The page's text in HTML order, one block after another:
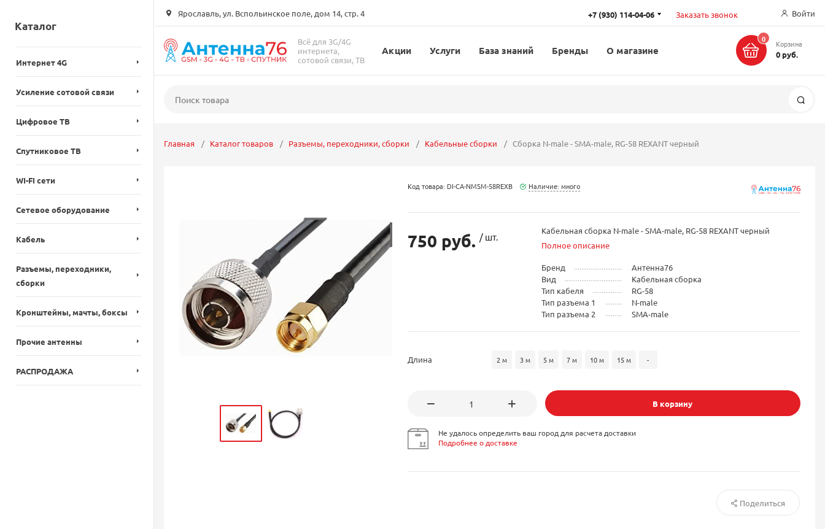
Ярославль, ул. Вспольинское поле, дом 14, стр. 4 +7 (930) 114-04-06 Заказать звонок Войти
Всё для 3G/4G
интернета,
сотовой связи, ТВ
Акции Услуги База знаний Бренды О магазине
0 Корзина
0 руб.
Каталог
Интернет 4G
Усиление сотовой связи
Цифровое ТВ
Спутниковое ТВ
WI-FI сети
Сетевое оборудование
Кабель
Разъемы, переходники,
сборки
Кронштейны, мачты, боксы
Прочие антенны
РАСПРОДАЖА
Главная Каталог товаров Разъемы, переходники, сборки Кабельные сборки Сборка N-male - SMA-male, RG-58 REXANT черный
Код товара: DI-CA-NMSM-58REXB Наличие: много
750 руб. / шт.
Кабельная сборка N-male - SMA-male, RG-58 REXANT черный
Полное описание
Бренд
Антенна76
Вид
Кабельная сборка
Тип кабеля
RG-58
Тип разъема 1
N-male
Тип разъема 2
SMA-male
Длина 2 м 3 м 5 м 7 м 10 м 15 м -
В корзину
Не удалось определить ваш город для расчета доставки
Подробнее о доставке
Поделиться